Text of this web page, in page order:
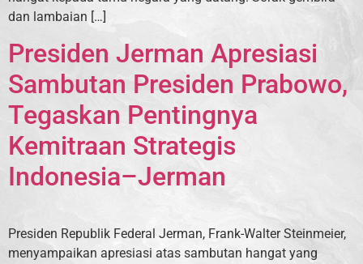
dan lambaian […]
Presiden Jerman Apresiasi
Sambutan Presiden Prabowo,
Tegaskan Pentingnya
Kemitraan Strategis
Indonesia–Jerman
Presiden Republik Federal Jerman, Frank-Walter Steinmeier,
menyampaikan apresiasi atas sambutan hangat yang